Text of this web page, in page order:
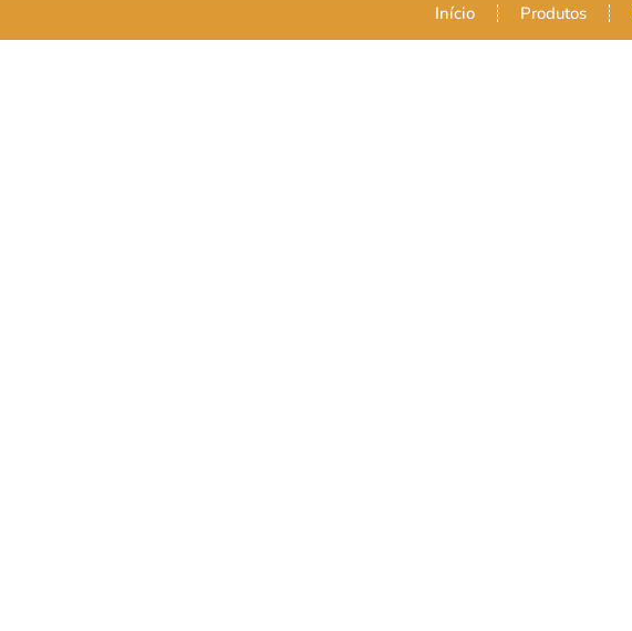
Início Produtos